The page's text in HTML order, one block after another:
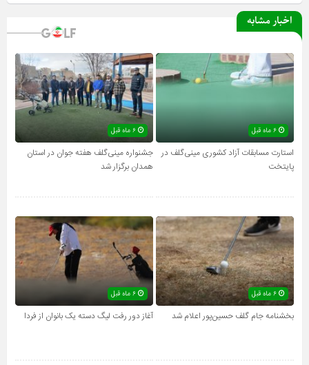
اخبار مشابه
۶ ماه قبل
استارت مسابقات آزاد کشوری مینی‌گلف در
پایتخت
جشنواره مینی‌گلف هفته جوان در استان
همدان برگزار شد
۶ ماه قبل
بخشنامه جام گلف حسین‌پور اعلام شد آغاز دور رفت لیگ دسته یک بانوان از فردا